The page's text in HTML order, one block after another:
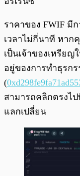
ราคาของ FWIF มี
เวลาไม่กี่นาที หาก
เป็นเจ้าของเหรีย
อยู่ของการทำธุรกร
(
สามารถคลิกตรงไป
แลกเปลี่ยน